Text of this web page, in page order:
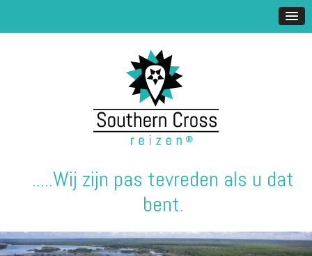
.....Wij zijn pas tevreden als u dat
bent.